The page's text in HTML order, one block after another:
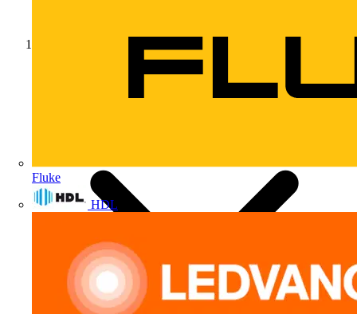
Fluke
HDL